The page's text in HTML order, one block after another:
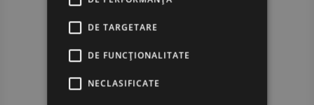
DE TARGETARE
DE FUNCŢIONALITATE
NECLASIFICATE